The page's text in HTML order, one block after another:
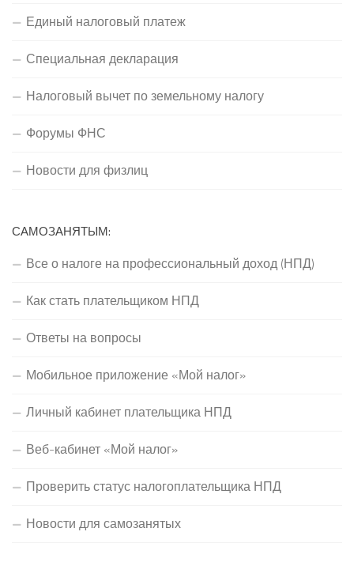
Единый налоговый платеж
Специальная декларация
Налоговый вычет по земельному налогу
Форумы ФНС
Новости для физлиц
САМОЗАНЯТЫМ:
Все о налоге на профессиональный доход (НПД)
Как стать плательщиком НПД
Ответы на вопросы
Мобильное приложение «Мой налог»
Личный кабинет плательщика НПД
Веб-кабинет «Мой налог»
Проверить статус налогоплательщика НПД
Новости для самозанятых